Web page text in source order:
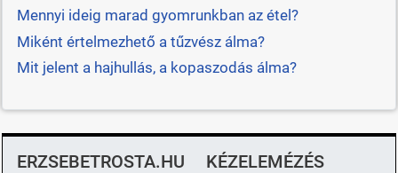
Mennyi ideig marad gyomrunkban az étel?
Miként értelmezhető a tűzvész álma?
Mit jelent a hajhullás, a kopaszodás álma?
ERZSEBETROSTA.HU KÉZELEMÉZÉS